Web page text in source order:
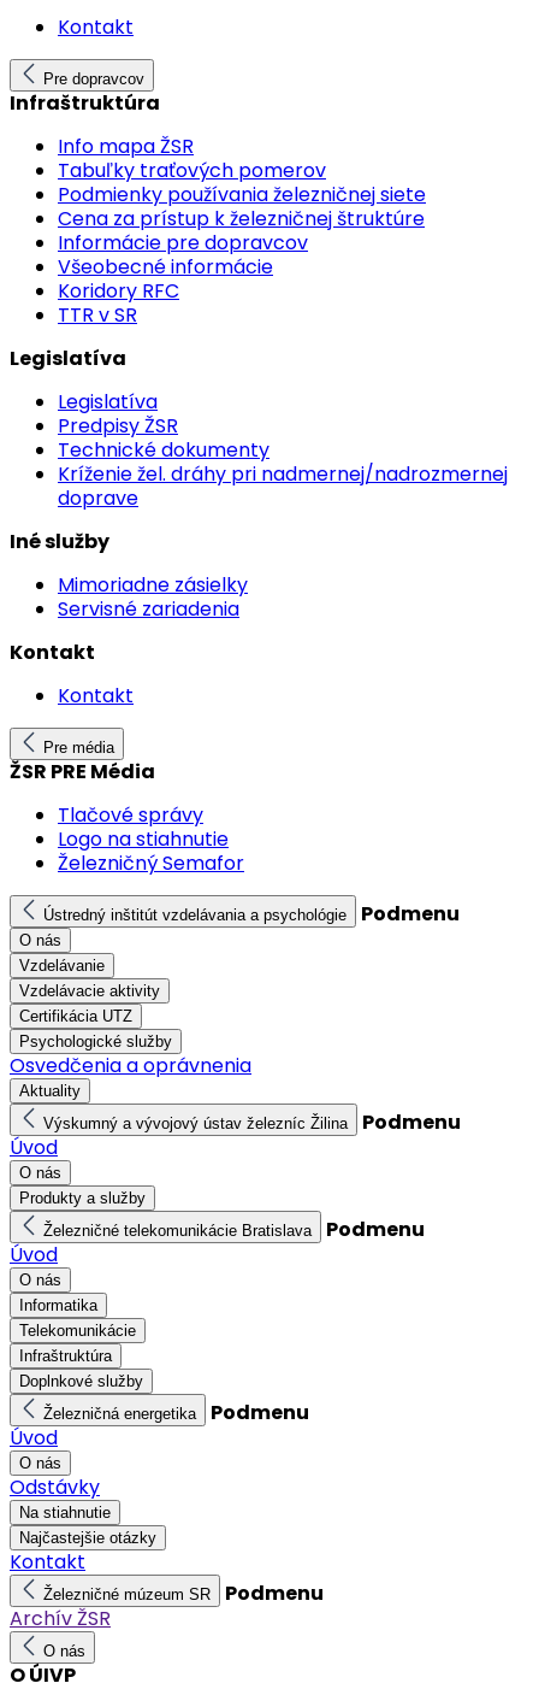
Kontakt
Pre dopravcov
Infraštruktúra
Info mapa ŽSR
Tabuľky traťových pomerov
Podmienky používania železničnej siete
Cena za prístup k železničnej štruktúre
Informácie pre dopravcov
Všeobecné informácie
Koridory RFC
TTR v SR
Legislatíva
Legislatíva
Predpisy ŽSR
Technické dokumenty
Kríženie žel. dráhy pri nadmernej/nadrozmernej
doprave
Iné služby
Mimoriadne zásielky
Servisné zariadenia
Kontakt
Kontakt
Pre média
ŽSR PRE Média
Tlačové správy
Logo na stiahnutie
Železničný Semafor
Ústredný inštitút vzdelávania a psychológie Podmenu
O nás
Vzdelávanie
Vzdelávacie aktivity
Certifikácia UTZ
Psychologické služby
Osvedčenia a oprávnenia
Aktuality
Výskumný a vývojový ústav železníc Žilina
Podmenu
Úvod
O nás
Produkty a služby
Železničné telekomunikácie Bratislava
Podmenu
Úvod
O nás
Informatika
Telekomunikácie
Infraštruktúra
Doplnkové služby
Železničná energetika
Podmenu
Úvod
O nás
Odstávky
Na stiahnutie
Najčastejšie otázky
Kontakt
Železničné múzeum SR
Podmenu
Archív ŽSR
O nás
O ÚIVP